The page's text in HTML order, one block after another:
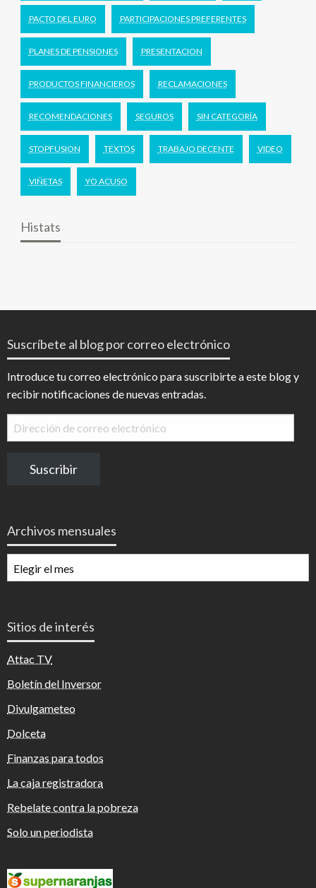
PACTO DEL EURO PARTICIPACIONES PREFERENTES
PLANES DE PENSIONES PRESENTACION
PRODUCTOS FINANCIEROS RECLAMACIONES
RECOMENDACIONES SEGUROS SIN CATEGORÍA
STOPFUSION TEXTOS TRABAJO DECENTE VIDEO
VIÑETAS YO ACUSO
Histats
Suscríbete al blog por correo electrónico
Introduce tu correo electrónico para suscribirte a este blog y
recibir notificaciones de nuevas entradas.
Dirección
de
electrónico
Suscribir
Archivos mensuales
mensuales
Sitios de interés
Attac TV
Boletín del Inversor
Divulgameteo
Dolceta
Finanzas para todos
La caja registradora
Rebelate contra la pobreza
Solo un periodista